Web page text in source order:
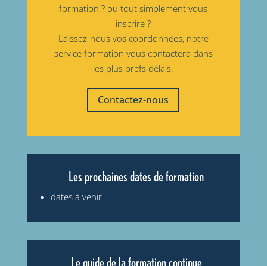
formation ? ou tout simplement vous
inscrire ?
Laissez-nous vos coordonnées, notre
service formation vous contactera dans
les plus brefs délais.
Contactez-nous
Les prochaines dates de formation
dates à venir
Le guide de la formation continue